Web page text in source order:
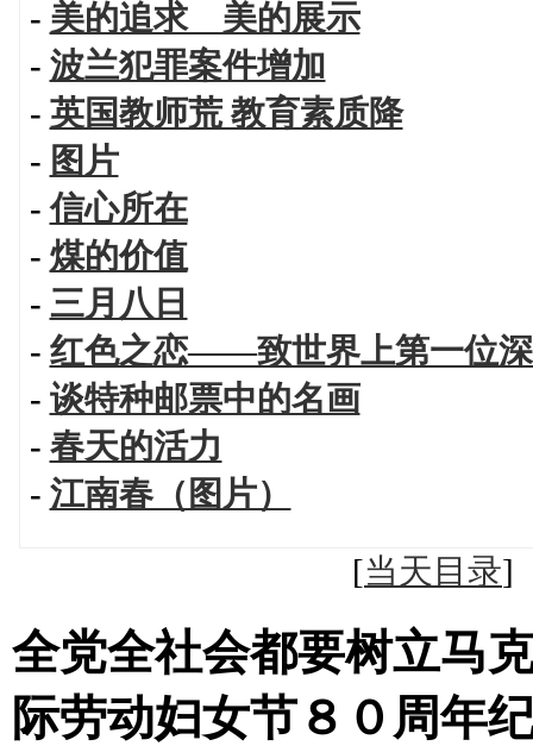
- 美的追求 美的展示
- 波兰犯罪案件增加
- 英国教师荒 教育素质降
- 图片
-信心所在
- 煤的价值
- 三月八日
- 红色之恋——致世界上第一位
- 谈特种邮票中的名画
- 春天的活力
- 江南春（图片）
[当天目录
全党全社会都要树立马
际劳动妇女节８０周年